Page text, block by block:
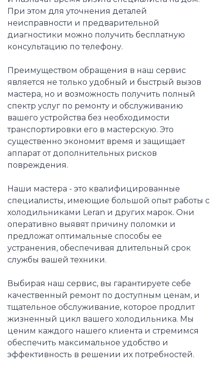
При этом для уточнения деталей
неисправности и предварительной
диагностики можно получить бесплатную
консультацию по телефону.
Преимуществом обращения в наш сервис
является не только удобный и быстрый вызов
мастера, но и возможность получить полный
спектр услуг по ремонту и обслуживанию
вашего устройства без необходимости
транспортировки его в мастерскую. Это
существенно экономит время и защищает
аппарат от дополнительных рисков
повреждения.
Наши мастера - это квалифицированные
специалисты, имеющие большой опыт работы с
холодильниками Leran и других марок. Они
оперативно выявят причину поломки и
предложат оптимальные способы ее
устранения, обеспечивая длительный срок
службы вашей техники.
Выбирая наш сервис, вы гарантируете себе
качественный ремонт по доступным ценам, и
тщательное обслуживание, которое продлит
жизненный цикл вашего холодильника. Мы
ценим каждого нашего клиента и стремимся
обеспечить максимальное удобство и
эффективность в решении их потребностей.